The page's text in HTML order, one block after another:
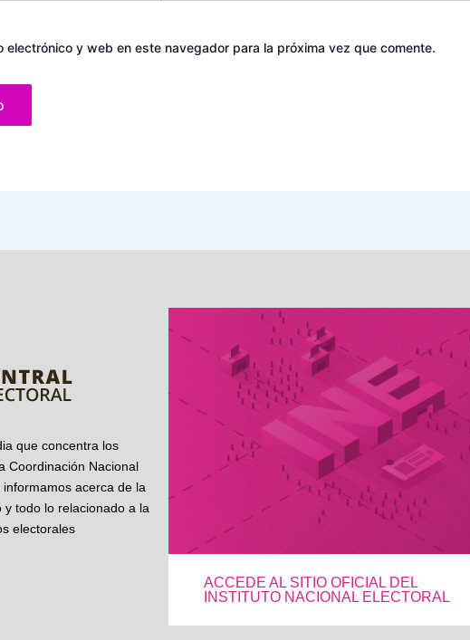
electrónico y web en este navegador para la próxima vez que comente.
que concentra los
Coordinación Nacional
acerca de la
todo lo relacionado a la
electorales
ACCEDE AL SITIO OFICIAL DEL
INSTITUTO NACIONAL ELECTORAL